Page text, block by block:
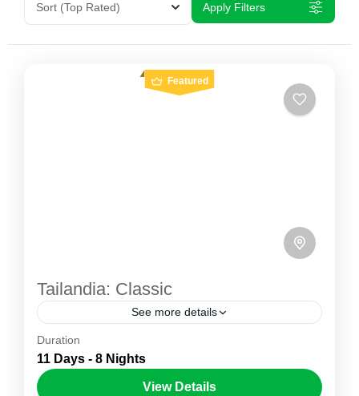
Sort (Top Rated) Apply Filters
Featured
Tailandia: Classic
See more details
Descubre Tailandia en un recorrido completo
que combina la energía de Bangkok con
algunos de los destinos más emblemáticos del
Duration
11 Days - 8 Nights
View Details